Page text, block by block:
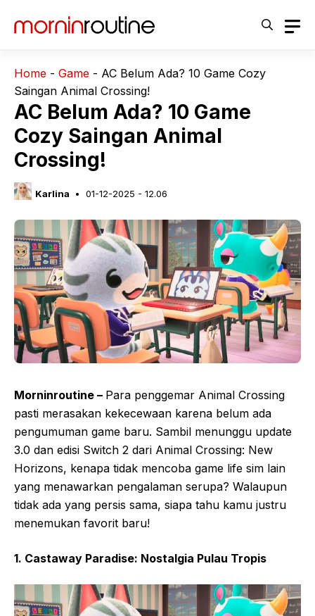
Home - Game - AC Belum Ada? 10 Game Cozy
Saingan Animal Crossing!
AC Belum Ada? 10 Game
Cozy Saingan Animal
Crossing!
Karlina 01-12-2025 - 12.06
Morninroutine – Para penggemar Animal Crossing
pasti merasakan kekecewaan karena belum ada
pengumuman game baru. Sambil menunggu update
3.0 dan edisi Switch 2 dari Animal Crossing: New
Horizons, kenapa tidak mencoba game life sim lain
yang menawarkan pengalaman serupa? Walaupun
tidak ada yang persis sama, siapa tahu kamu justru
menemukan favorit baru!
1. Castaway Paradise: Nostalgia Pulau Tropis